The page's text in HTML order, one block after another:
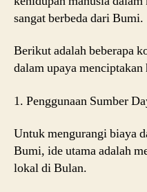
sangat berbeda dari Bumi.
Berikut adalah beberapa
dalam upaya
1. Penggunaan Sumber
Untuk mengurangi biaya
Bumi, ide utama adalah
lokal di Bulan.